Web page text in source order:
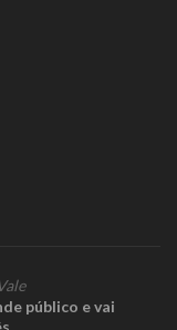
público e vai